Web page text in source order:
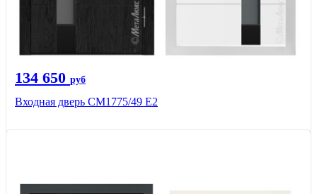
134 650 руб
Входная дверь СМ1775/49 Е2